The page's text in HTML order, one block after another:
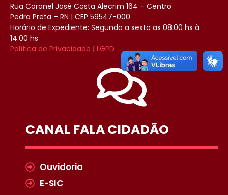
Rua Coronel José Costa Alecrim 164 – Centro
Pedra Preta – RN | CEP 59547-000
Horário de Expediente: Segunda a sexta as 08:00 hs à
14:00 hs
Política de Privacidade | LGPD
CANAL FALA CIDADÃO
Ouvidoria
E-SIC